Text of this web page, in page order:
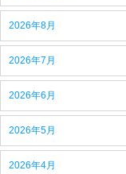
2026年8月
2026年7月
2026年6月
2026年5月
2026年4月